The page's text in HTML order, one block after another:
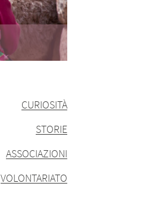
CURIOSITÀ
STORIE
ASSOCIAZIONI
VOLONTARIATO